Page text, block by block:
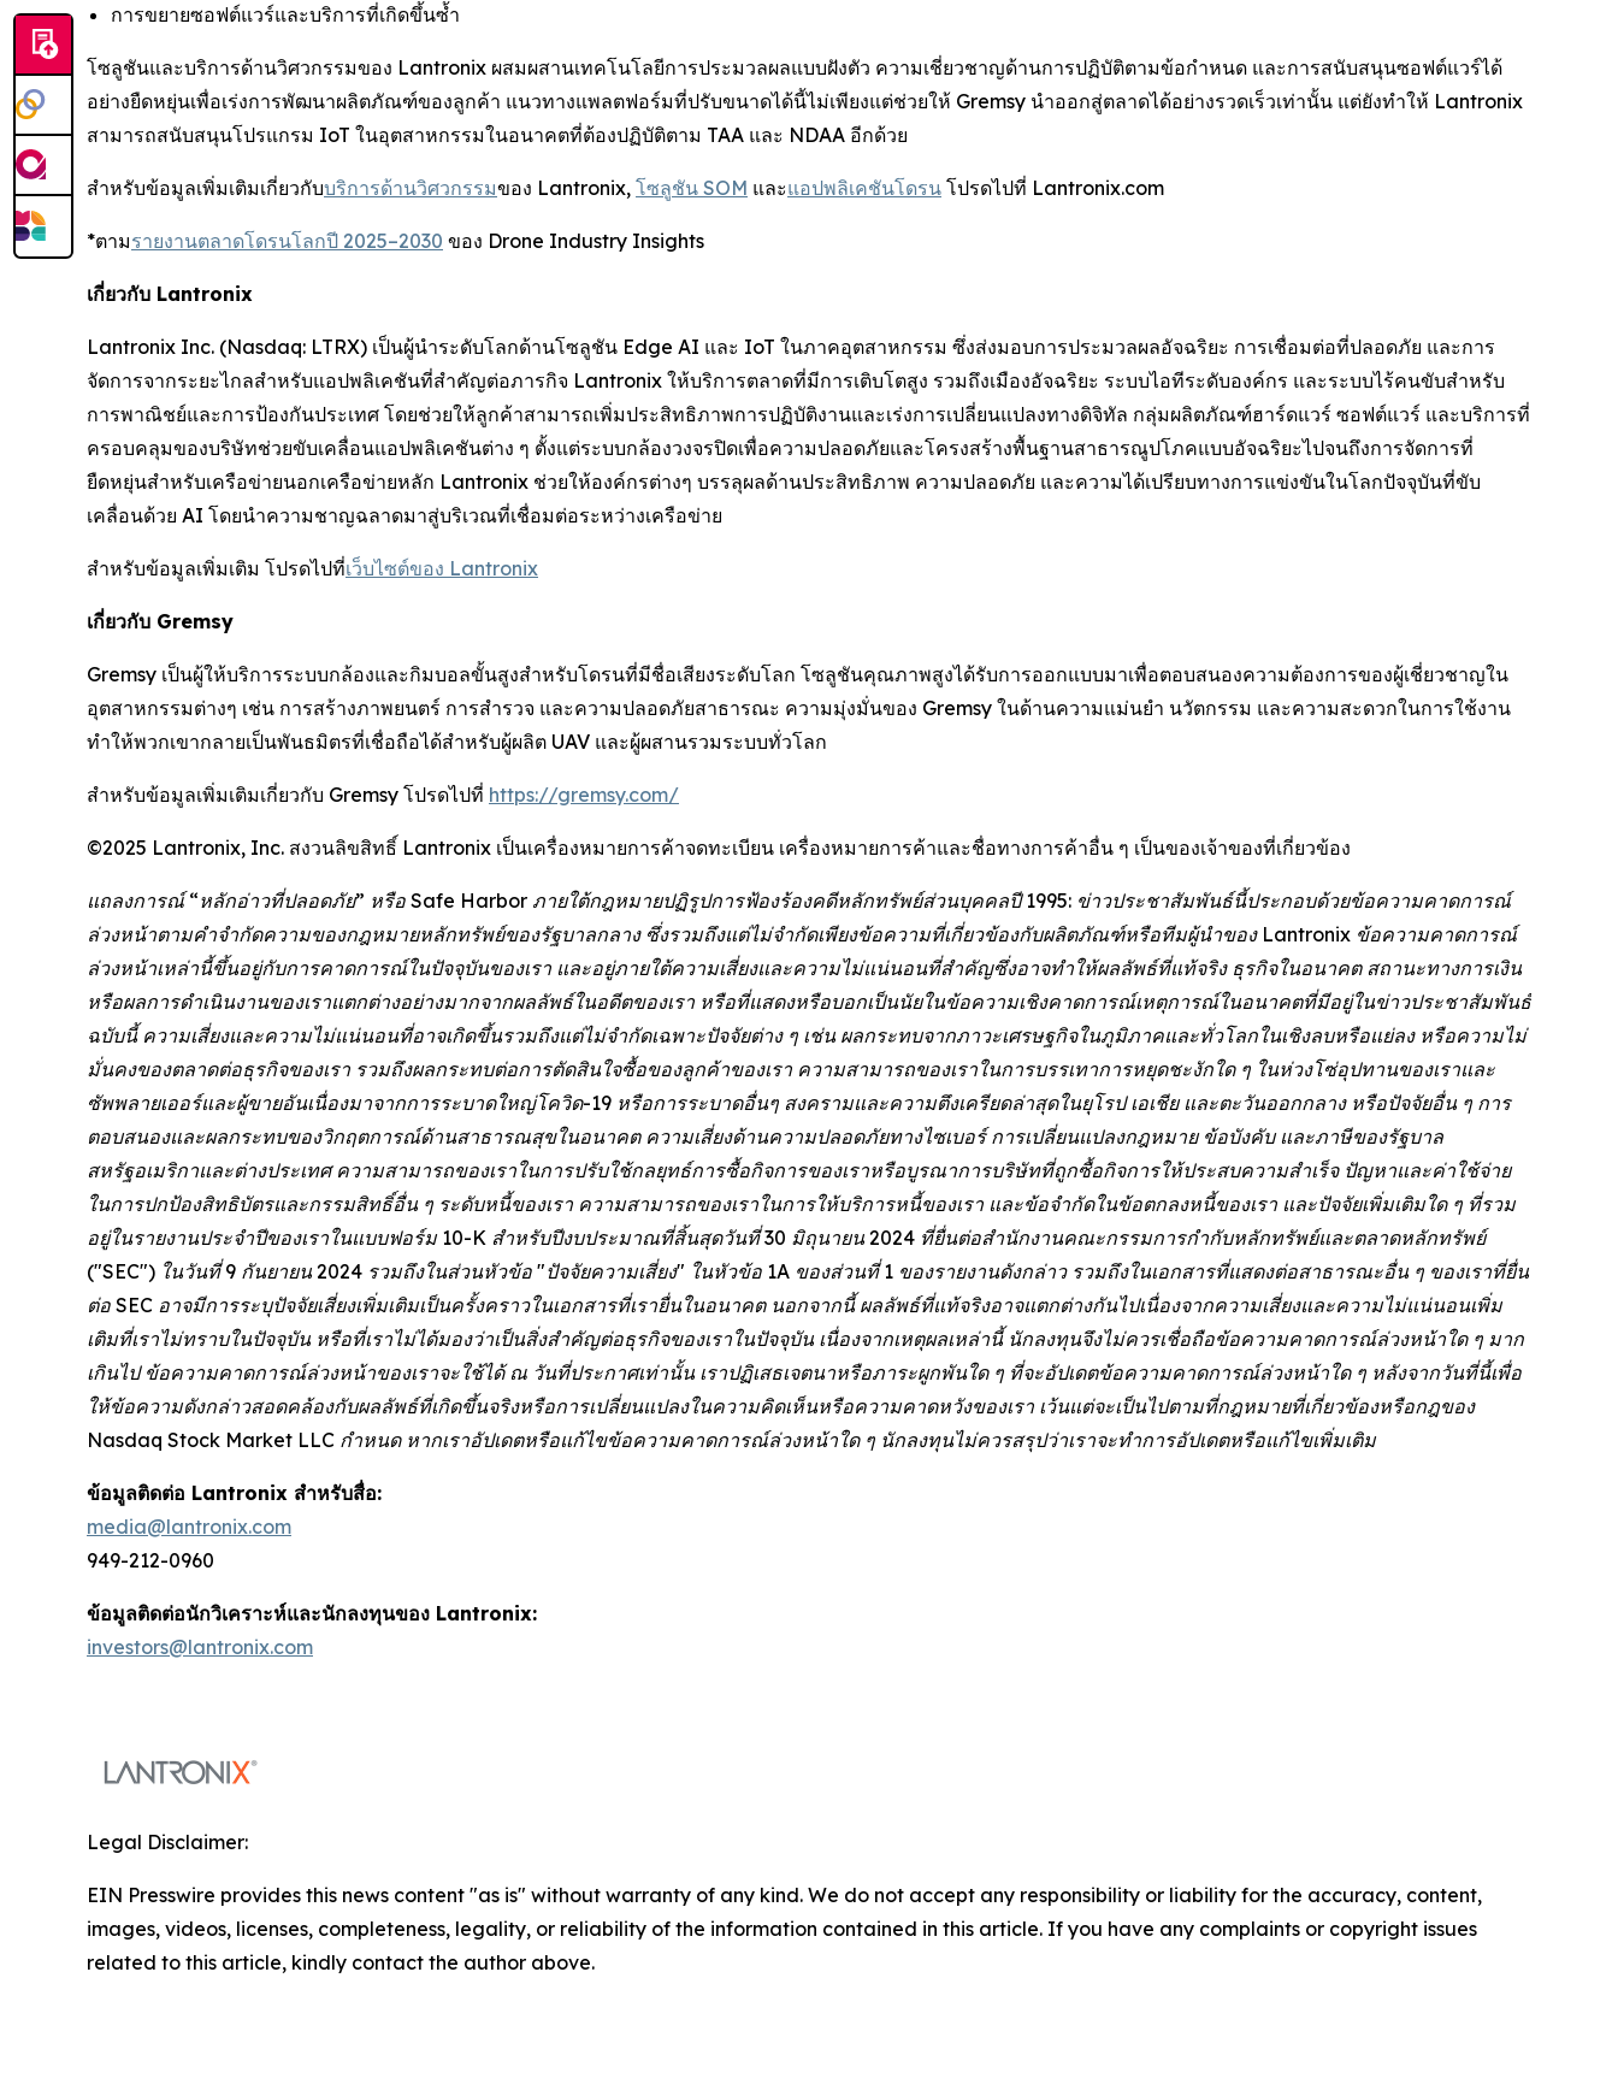
การขยายซอฟต์แวร์และบริการที่เกิดขึ้นซ้ำ
โซลูชันและบริการด้านวิศวกรรมของ Lantronix ผสมผสานเทคโนโลยีการประมวลผลแบบฝังตัว ความเชี่ยวชาญด้านการปฏิบัติตามข้อกำหนด และการสนับสนุนซอฟต์แวร์ได้
อย่างยืดหยุ่นเพื่อเร่งการพัฒนาผลิตภัณฑ์ของลูกค้า แนวทางแพลตฟอร์มที่ปรับขนาดได้นี้ไม่เพียงแต่ช่วยให้ Gremsy นำออกสู่ตลาดได้อย่างรวดเร็วเท่านั้น แต่ยังทำให้ Lantronix
สามารถสนับสนุนโปรแกรม IoT ในอุตสาหกรรมในอนาคตที่ต้องปฏิบัติตาม TAA และ NDAA อีกด้วย
สำหรับข้อมูลเพิ่มเติมเกี่ยวกับบริการด้านวิศวกรรมของ Lantronix, โซลูชัน SOM และแอปพลิเคชันโดรน โปรดไปที่ Lantronix.com
*ตามรายงานตลาดโดรนโลกปี 2025–2030 ของ Drone Industry Insights
เกี่ยวกับ Lantronix
Lantronix Inc. (Nasdaq: LTRX) เป็นผู้นำระดับโลกด้านโซลูชัน Edge AI และ IoT ในภาคอุตสาหกรรม ซึ่งส่งมอบการประมวลผลอัจฉริยะ การเชื่อมต่อที่ปลอดภัย และการ
จัดการจากระยะไกลสำหรับแอปพลิเคชันที่สำคัญต่อภารกิจ Lantronix ให้บริการตลาดที่มีการเติบโตสูง รวมถึงเมืองอัจฉริยะ ระบบไอทีระดับองค์กร และระบบไร้คนขับสำหรับ
การพาณิชย์และการป้องกันประเทศ โดยช่วยให้ลูกค้าสามารถเพิ่มประสิทธิภาพการปฏิบัติงานและเร่งการเปลี่ยนแปลงทางดิจิทัล กลุ่มผลิตภัณฑ์ฮาร์ดแวร์ ซอฟต์แวร์ และบริการที่
ครอบคลุมของบริษัทช่วยขับเคลื่อนแอปพลิเคชันต่าง ๆ ตั้งแต่ระบบกล้องวงจรปิดเพื่อความปลอดภัยและโครงสร้างพื้นฐานสาธารณูปโภคแบบอัจฉริยะไปจนถึงการจัดการที่
ยืดหยุ่นสำหรับเครือข่ายนอกเครือข่ายหลัก Lantronix ช่วยให้องค์กรต่างๆ บรรลุผลด้านประสิทธิภาพ ความปลอดภัย และความได้เปรียบทางการแข่งขันในโลกปัจจุบันที่ขับ
เคลื่อนด้วย AI โดยนำความชาญฉลาดมาสู่บริเวณที่เชื่อมต่อระหว่างเครือข่าย
สำหรับข้อมูลเพิ่มเติม โปรดไปที่เว็บไซต์ของ Lantronix
เกี่ยวกับ Gremsy
Gremsy เป็นผู้ให้บริการระบบกล้องและกิมบอลขั้นสูงสำหรับโดรนที่มีชื่อเสียงระดับโลก โซลูชันคุณภาพสูงได้รับการออกแบบมาเพื่อตอบสนองความต้องการของผู้เชี่ยวชาญใน
อุตสาหกรรมต่างๆ เช่น การสร้างภาพยนตร์ การสำรวจ และความปลอดภัยสาธารณะ ความมุ่งมั่นของ Gremsy ในด้านความแม่นยำ นวัตกรรม และความสะดวกในการใช้งาน
ทำให้พวกเขากลายเป็นพันธมิตรที่เชื่อถือได้สำหรับผู้ผลิต UAV และผู้ผสานรวมระบบทั่วโลก
สำหรับข้อมูลเพิ่มเติมเกี่ยวกับ Gremsy โปรดไปที่ https://gremsy.com/
©2025 Lantronix, Inc. สงวนลิขสิทธิ์ Lantronix เป็นเครื่องหมายการค้าจดทะเบียน เครื่องหมายการค้าและชื่อทางการค้าอื่น ๆ เป็นของเจ้าของที่เกี่ยวข้อง
แถลงการณ์ “หลักอ่าวที่ปลอดภัย” หรือ Safe Harbor ภายใต้กฎหมายปฏิรูปการฟ้องร้องคดีหลักทรัพย์ส่วนบุคคลปี 1995: ข่าวประชาสัมพันธ์นี้ประกอบด้วยข้อความคาดการณ์
ล่วงหน้าตามคำจำกัดความของกฎหมายหลักทรัพย์ของรัฐบาลกลาง ซึ่งรวมถึงแต่ไม่จำกัดเพียงข้อความที่เกี่ยวข้องกับผลิตภัณฑ์หรือทีมผู้นำของ Lantronix ข้อความคาดการณ์
ล่วงหน้าเหล่านี้ขึ้นอยู่กับการคาดการณ์ในปัจจุบันของเรา และอยู่ภายใต้ความเสี่ยงและความไม่แน่นอนที่สำคัญซึ่งอาจทำให้ผลลัพธ์ที่แท้จริง ธุรกิจในอนาคต สถานะทางการเงิน
หรือผลการดำเนินงานของเราแตกต่างอย่างมากจากผลลัพธ์ในอดีตของเรา หรือที่แสดงหรือบอกเป็นนัยในข้อความเชิงคาดการณ์เหตุการณ์ในอนาคตที่มีอยู่ในข่าวประชาสัมพันธ์
ฉบับนี้ ความเสี่ยงและความไม่แน่นอนที่อาจเกิดขึ้นรวมถึงแต่ไม่จำกัดเฉพาะปัจจัยต่าง ๆ เช่น ผลกระทบจากภาวะเศรษฐกิจในภูมิภาคและทั่วโลกในเชิงลบหรือแย่ลง หรือความไม่
มั่นคงของตลาดต่อธุรกิจของเรา รวมถึงผลกระทบต่อการตัดสินใจซื้อของลูกค้าของเรา ความสามารถของเราในการบรรเทาการหยุดชะงักใด ๆ ในห่วงโซ่อุปทานของเราและ
ซัพพลายเออร์และผู้ขายอันเนื่องมาจากการระบาดใหญ่โควิด-19 หรือการระบาดอื่นๆ สงครามและความตึงเครียดล่าสุดในยุโรป เอเชีย และตะวันออกกลาง หรือปัจจัยอื่น ๆ การ
ตอบสนองและผลกระทบของวิกฤตการณ์ด้านสาธารณสุขในอนาคต ความเสี่ยงด้านความปลอดภัยทางไซเบอร์ การเปลี่ยนแปลงกฎหมาย ข้อบังคับ และภาษีของรัฐบาล
สหรัฐอเมริกาและต่างประเทศ ความสามารถของเราในการปรับใช้กลยุทธ์การซื้อกิจการของเราหรือบูรณาการบริษัทที่ถูกซื้อกิจการให้ประสบความสำเร็จ ปัญหาและค่าใช้จ่าย
ในการปกป้องสิทธิบัตรและกรรมสิทธิ์อื่น ๆ ระดับหนี้ของเรา ความสามารถของเราในการให้บริการหนี้ของเรา และข้อจำกัดในข้อตกลงหนี้ของเรา และปัจจัยเพิ่มเติมใด ๆ ที่รวม
อยู่ในรายงานประจำปีของเราในแบบฟอร์ม 10-K สำหรับปีงบประมาณที่สิ้นสุดวันที่ 30 มิถุนายน 2024 ที่ยื่นต่อสำนักงานคณะกรรมการกำกับหลักทรัพย์และตลาดหลักทรัพย์
("SEC") ในวันที่ 9 กันยายน 2024 รวมถึงในส่วนหัวข้อ "ปัจจัยความเสี่ยง" ในหัวข้อ 1A ของส่วนที่ 1 ของรายงานดังกล่าว รวมถึงในเอกสารที่แสดงต่อสาธารณะอื่น ๆ ของเราที่ยื่น
ต่อ SEC อาจมีการระบุปัจจัยเสี่ยงเพิ่มเติมเป็นครั้งคราวในเอกสารที่เรายื่นในอนาคต นอกจากนี้ ผลลัพธ์ที่แท้จริงอาจแตกต่างกันไปเนื่องจากความเสี่ยงและความไม่แน่นอนเพิ่ม
เติมที่เราไม่ทราบในปัจจุบัน หรือที่เราไม่ได้มองว่าเป็นสิ่งสำคัญต่อธุรกิจของเราในปัจจุบัน เนื่องจากเหตุผลเหล่านี้ นักลงทุนจึงไม่ควรเชื่อถือข้อความคาดการณ์ล่วงหน้าใด ๆ มาก
เกินไป ข้อความคาดการณ์ล่วงหน้าของเราจะใช้ได้ ณ วันที่ประกาศเท่านั้น เราปฏิเสธเจตนาหรือภาระผูกพันใด ๆ ที่จะอัปเดตข้อความคาดการณ์ล่วงหน้าใด ๆ หลังจากวันที่นี้เพื่อ
ให้ข้อความดังกล่าวสอดคล้องกับผลลัพธ์ที่เกิดขึ้นจริงหรือการเปลี่ยนแปลงในความคิดเห็นหรือความคาดหวังของเรา เว้นแต่จะเป็นไปตามที่กฎหมายที่เกี่ยวข้องหรือกฎของ
Nasdaq Stock Market LLC กำหนด หากเราอัปเดตหรือแก้ไขข้อความคาดการณ์ล่วงหน้าใด ๆ นักลงทุนไม่ควรสรุปว่าเราจะทำการอัปเดตหรือแก้ไขเพิ่มเติม
ข้อมูลติดต่อ Lantronix สำหรับสื่อ:
media@lantronix.com
949-212-0960
ข้อมูลติดต่อนักวิเคราะห์และนักลงทุนของ Lantronix:
investors@lantronix.com
Legal Disclaimer:
EIN Presswire provides this news content "as is" without warranty of any kind. We do not accept any responsibility or liability for the accuracy, content,
images, videos, licenses, completeness, legality, or reliability of the information contained in this article. If you have any complaints or copyright issues
related to this article, kindly contact the author above.